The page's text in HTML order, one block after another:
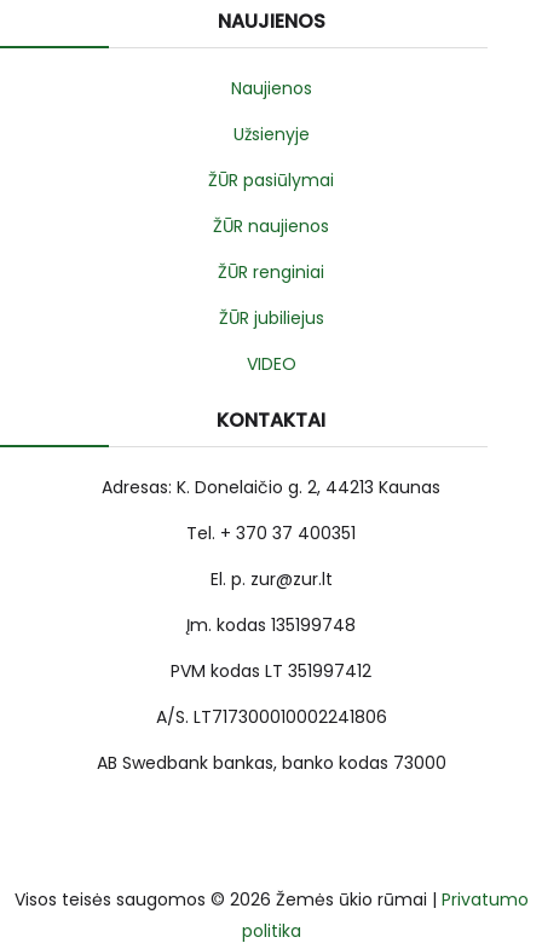
NAUJIENOS
Naujienos
Užsienyje
ŽŪR pasiūlymai
ŽŪR naujienos
ŽŪR renginiai
ŽŪR jubiliejus
VIDEO
KONTAKTAI
Adresas: K. Donelaičio g. 2, 44213 Kaunas
Tel. + 370 37 400351
El. p. zur@zur.lt
Įm. kodas 135199748
PVM kodas LT 351997412
A/S. LT717300010002241806
AB Swedbank bankas, banko kodas 73000
Visos teisės saugomos © 2026 Žemės ūkio rūmai | Privatumo
politika